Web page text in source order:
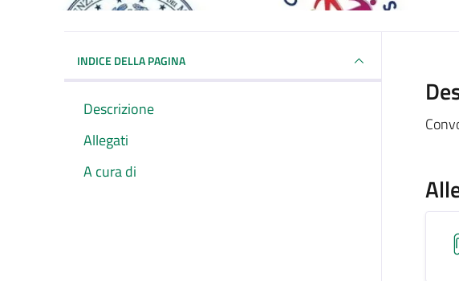
INDICE DELLA PAGINA
Descrizione
Allegati
A cura di